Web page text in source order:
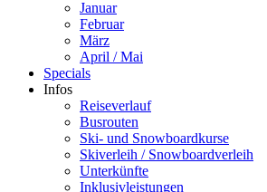
Januar
Februar
März
April / Mai
Specials
Infos
Reiseverlauf
Busrouten
Ski- und Snowboardkurse
Skiverleih / Snowboardverleih
Unterkünfte
Inklusivleistungen